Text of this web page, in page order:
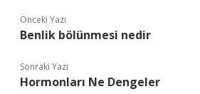
Önceki Yazı
Benlik bölünmesi nedir
Sonraki Yazı
Hormonları Ne Dengeler